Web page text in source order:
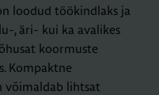
loodud töökindlaks ja
, äri- kui ka avalikes
koormuste
Kompaktne
võimaldab lihtsat